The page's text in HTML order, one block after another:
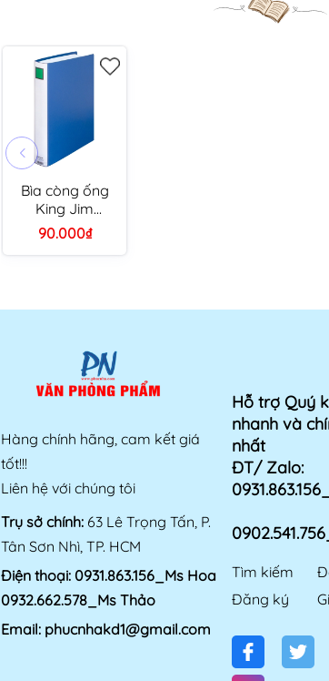
Bìa còng ống
King Jim
2473GSV /
1473GSV A4-S
90.000₫
Hàng chính hãng, cam kết giá
tốt!!!
Liên hệ với chúng tôi
Trụ sở chính: 63 Lê Trọng Tấn, P.
Tân Sơn Nhì, TP. HCM
Điện thoại: 0931.863.156_Ms Hoa
0932.662.578_Ms Thảo
Email: phucnhakd1@gmail.com
Hỗ trợ Quý
nhanh và
nhất
ĐT/ Zalo:
Tìm kiếm
Đăng ký